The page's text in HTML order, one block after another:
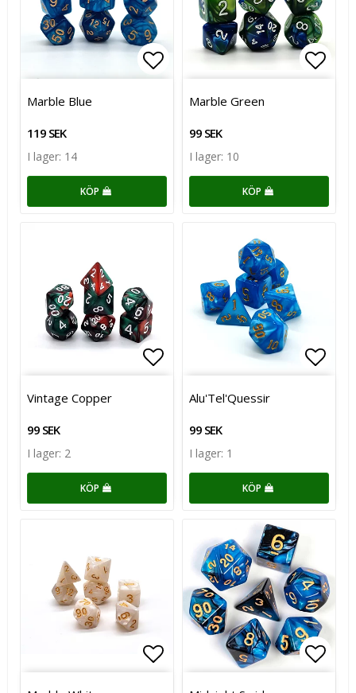
Lägg till i favoritlistan
Lägg till i favoritlistan
Marble Blue
119 SEK
I lager: 14
KÖP
Marble Green
99 SEK
I lager: 10
KÖP
Lägg till i favoritlistan
Lägg till i favoritlistan
Vintage Copper
99 SEK
I lager: 2
KÖP
Alu'Tel'Quessir
99 SEK
I lager: 1
KÖP
Lägg till i favoritlistan
Lägg till i favoritlistan